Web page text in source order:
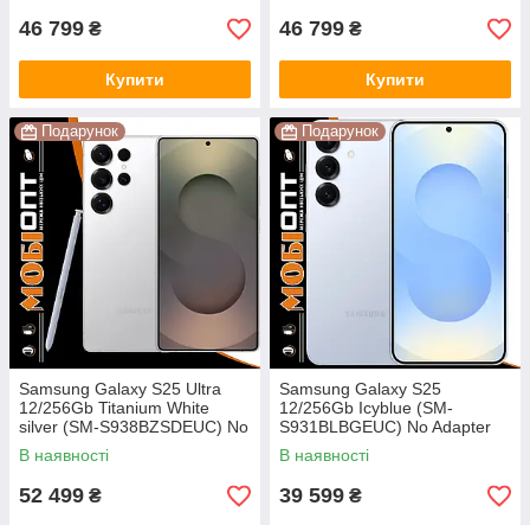
46 799 ₴
Купити
46 799 ₴
Купити
Подарунок
Samsung Galaxy S25 Ultra
12/256Gb Titanium White
silver (SM-S938BZSDEUC) No
Adapter UA UCRF
В наявності
52 499 ₴
Подарунок
Samsung Galaxy S25
12/256Gb Icyblue (SM-
S931BLBGEUC) No Adapter
UA UCRF
В наявності
39 599 ₴